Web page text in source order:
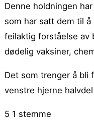
Denne holdningen
som har satt dem til
feilaktig forståelse
dødelig vaksiner,
Det som trenger å bli
venstre hjerne
5 1 stemme